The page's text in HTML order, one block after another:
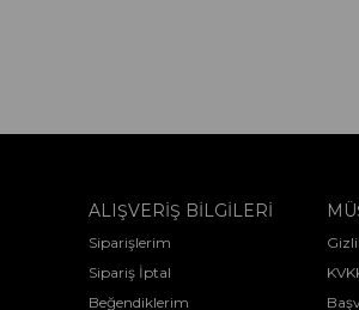
ALIŞVERİŞ BİLGİLERİ
Siparişlerim
Sipariş İptal
Beğendiklerim